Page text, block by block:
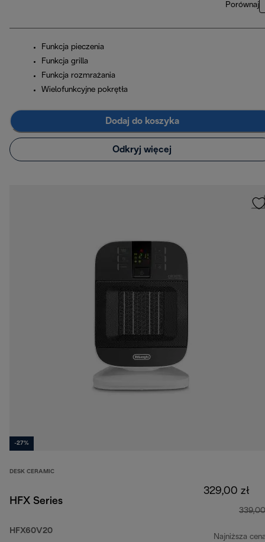
Porównaj
Funkcja pieczenia
Funkcja grilla
Funkcja rozmrażania
Wielofunkcyjne pokrętła
Dodaj do koszyka
Odkryj więcej
-27%
DESK CERAMIC
HFX Series
HFX60V20
329,00 zł
339,00
Najniższa